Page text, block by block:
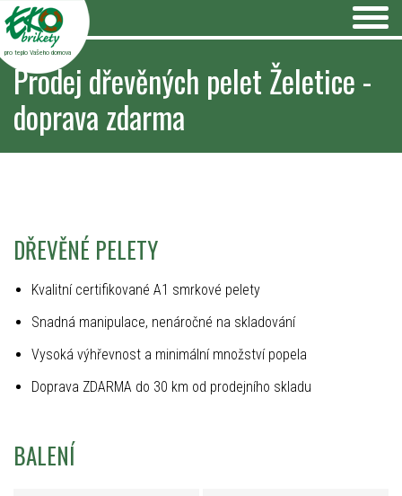
pro teplo Vašeho domova
Prodej dřevěných pelet Želetice -
doprava zdarma
DŘEVĚNÉ PELETY
Kvalitní certifikované A1 smrkové pelety
Snadná manipulace, nenáročné na skladování
Vysoká výhřevnost a minimální množství popela
Doprava ZDARMA do 30 km od prodejního skladu
BALENÍ